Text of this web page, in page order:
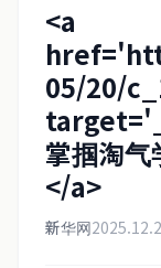
<a
05/20/
掌掴淘
</a>
新华网